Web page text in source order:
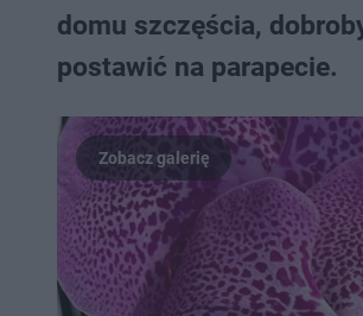
domu szczęścia,
postawić na parapecie.